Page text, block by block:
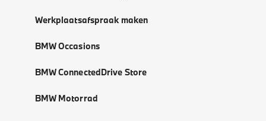
Werkplaatsafspraak maken
BMW Occasions
BMW ConnectedDrive Store
BMW Motorrad